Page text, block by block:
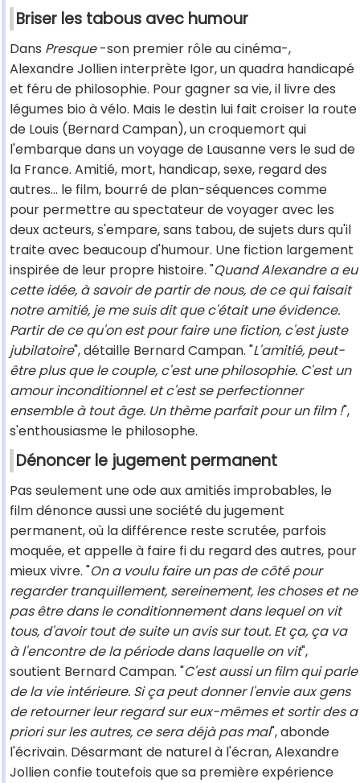
Briser les tabous avec humour
Dans Presque-son premier rôle au cinéma-,
Alexandre Jollien interprète Igor, un quadra handicapé
et féru de philosophie. Pour gagner sa vie, il livre des
légumes bio à vélo. Mais le destin lui fait croiser la route
de Louis (Bernard Campan), un croquemort qui
l'embarque dans un voyage de Lausanne vers le sud de
la France. Amitié, mort, handicap, sexe, regard des
autres... le film, bourré de plan-séquences comme
pour permettre au spectateur de voyager avec les
deux acteurs, s'empare, sans tabou, de sujets durs qu'il
traite avec beaucoup d'humour. Une fiction largement
inspirée de leur propre histoire. "Quand Alexandre a eu
cette idée, à savoir de partir de nous, de ce qui faisait
notre amitié, je me suis dit que c'était une évidence.
Partir de ce qu'on est pour faire une fiction, c'est juste
jubilatoire", détaille Bernard Campan. "L'amitié, peut-
être plus que le couple, c'est une philosophie. C'est un
amour inconditionnel et c'est se perfectionner
ensemble à tout âge. Un thème parfait pour un film !",
s'enthousiasme le philosophe.
Dénoncer le jugement permanent
Pas seulement une ode aux amitiés improbables, le
film dénonce aussi une société du jugement
permanent, où la différence reste scrutée, parfois
moquée, et appelle à faire fi du regard des autres, pour
mieux vivre. "On a voulu faire un pas de côté pour
regarder tranquillement, sereinement, les choses et ne
pas être dans le conditionnement dans lequel on vit
tous, d'avoir tout de suite un avis sur tout. Et ça, ça va
à l'encontre de la période dans laquelle on vit",
soutient Bernard Campan. "C'est aussi un film qui parle
de la vie intérieure. Si ça peut donner l'envie aux gens
de retourner leur regard sur eux-mêmes et sortir des a
priori sur les autres, ce sera déjà pas mal", abonde
l'écrivain. Désarmant de naturel à l'écran, Alexandre
Jollien confie toutefois que sa première expérience